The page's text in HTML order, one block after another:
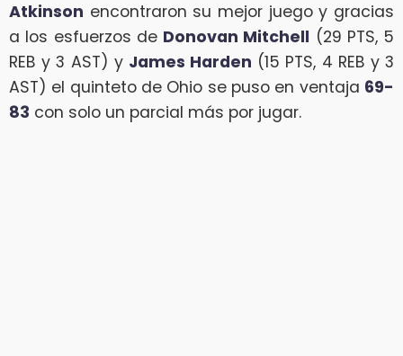
Atkinson encontraron su mejor juego y gracias
a los esfuerzos de Donovan Mitchell (29 PTS, 5
REB y 3 AST) y James Harden (15 PTS, 4 REB y 3
AST) el quinteto de Ohio se puso en ventaja 69-
83 con solo un parcial más por jugar.